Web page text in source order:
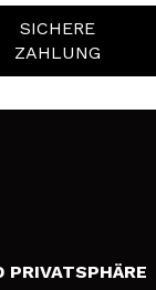
SICHERE
ZAHLUNG
PRIVATSPHÄRE